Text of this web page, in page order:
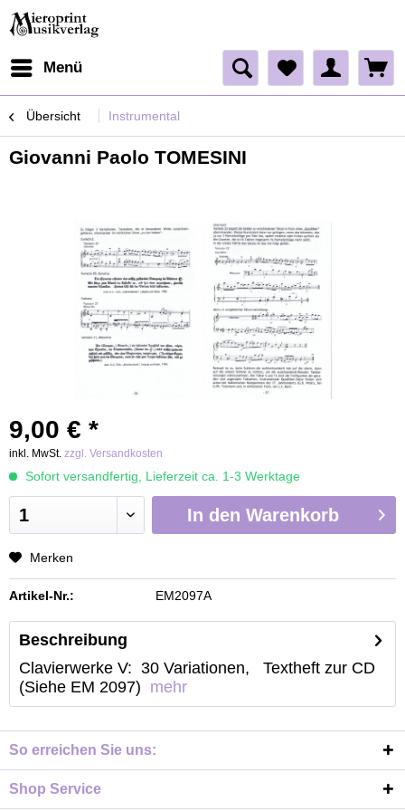
Menü
Übersicht Instrumental
Giovanni Paolo TOMESINI
9,00 € *
inkl. MwSt. zzgl. Versandkosten
Sofort versandfertig, Lieferzeit ca. 1-3 Werktage
In den Warenkorb
Merken
Artikel-Nr.: EM2097A
Beschreibung
Clavierwerke V: 30 Variationen, Textheft zur CD
(Siehe EM 2097) mehr
So erreichen Sie uns:
Shop Service